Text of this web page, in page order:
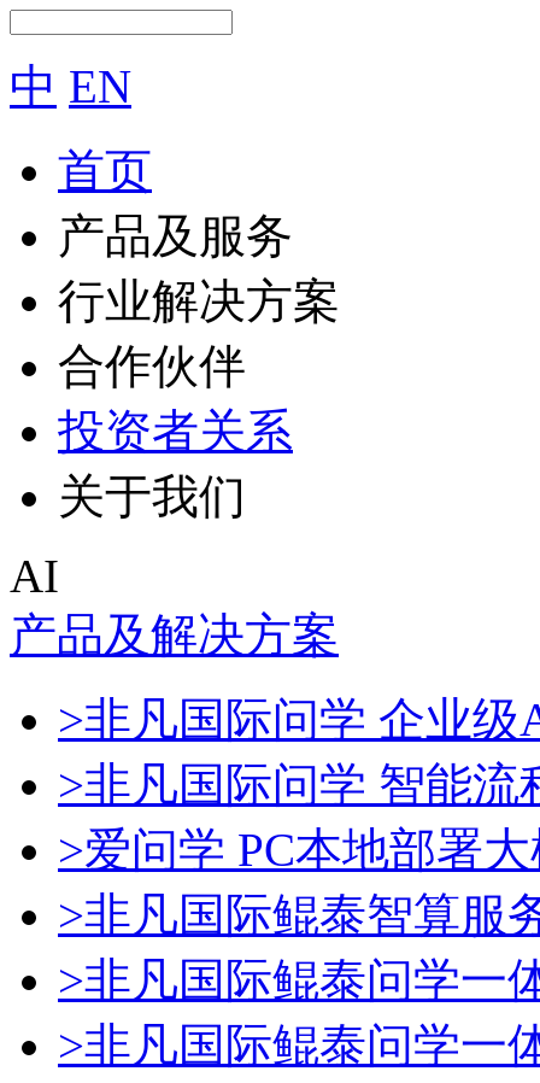
中 EN
首页
产品及服务
行业解决方案
合作伙伴
投资者关系
关于我们
AI
产品及解决方案
>非凡国际问学 企业级
>非凡国际问学 智能流
>爱问学 PC本地部署
>非凡国际鲲泰智算服
>非凡国际鲲泰问学一
>非凡国际鲲泰问学一